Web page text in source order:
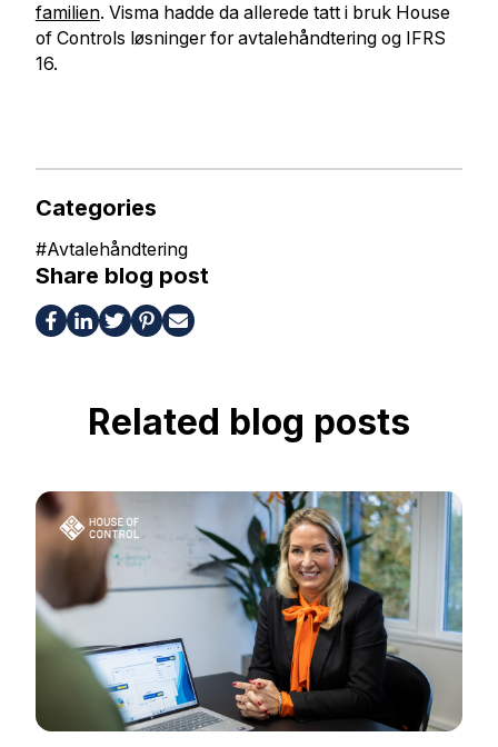
familien. Visma hadde da allerede tatt i bruk House
of Controls løsninger for avtalehåndtering og IFRS
16.
Categories
#Avtalehåndtering
Share blog post
Related blog posts